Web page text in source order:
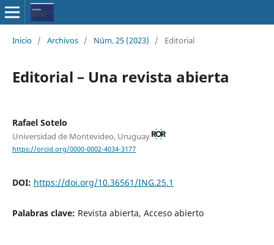
Inicio / Archivos / Núm. 25 (2023) / Editorial
Editorial – Una revista abierta
Rafael Sotelo
Universidad de Montevideo, Uruguay
https://orcid.org/0000-0002-4034-3177
DOI: https://doi.org/10.36561/ING.25.1
Palabras clave: Revista abierta, Acceso abierto